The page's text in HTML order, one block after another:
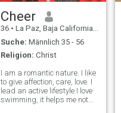
Cheer
36 • La Paz, Baja California Sur, Mexiko
Suche: Männlich 35 - 56
Religion: Christ
I am a romantic nature. I like
to give affection, care, love. I
lead an active lifestyle.I love
swimming, it helps me not